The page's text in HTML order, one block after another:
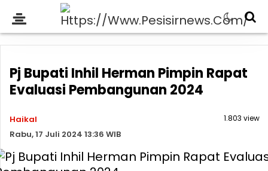
Pj Bupati Inhil Herman Pimpin Rapat
Evaluasi Pembangunan 2024
Haikal
Rabu, 17 Juli 2024 13:36 WIB
1.803 view